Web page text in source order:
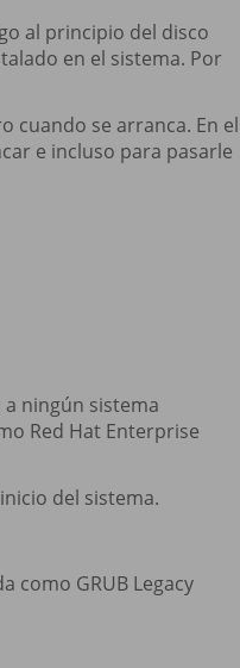
al principio del disco
en el sistema. Por
cuando se arranca. En el
e incluso para pasarle
ningún sistema
Red Hat Enterprise
del sistema.
como GRUB Legacy